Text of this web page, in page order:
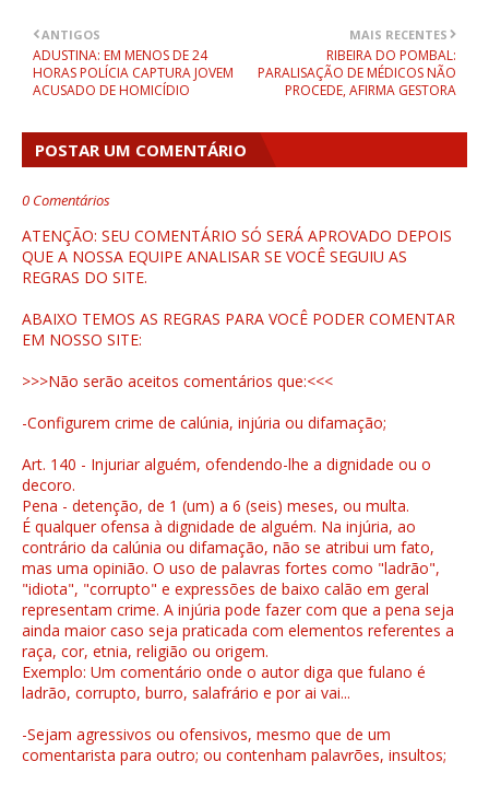
MAIS RECENTES
RIBEIRA DO POMBAL:
PARALISAÇÃO DE MÉDICOS NÃO
PROCEDE, AFIRMA GESTORA
ANTIGOS
ADUSTINA: EM MENOS DE 24
HORAS POLÍCIA CAPTURA JOVEM
ACUSADO DE HOMICÍDIO
POSTAR UM COMENTÁRIO
0 Comentários
ATENÇÃO: SEU COMENTÁRIO SÓ SERÁ APROVADO DEPOIS
QUE A NOSSA EQUIPE ANALISAR SE VOCÊ SEGUIU AS
REGRAS DO SITE.
ABAIXO TEMOS AS REGRAS PARA VOCÊ PODER COMENTAR
EM NOSSO SITE:
>>>Não serão aceitos comentários que:<<<
-Configurem crime de calúnia, injúria ou difamação;
Art. 140 - Injuriar alguém, ofendendo-lhe a dignidade ou o
decoro.
Pena - detenção, de 1 (um) a 6 (seis) meses, ou multa.
É qualquer ofensa à dignidade de alguém. Na injúria, ao
contrário da calúnia ou difamação, não se atribui um fato,
mas uma opinião. O uso de palavras fortes como "ladrão",
"idiota", "corrupto" e expressões de baixo calão em geral
representam crime. A injúria pode fazer com que a pena seja
ainda maior caso seja praticada com elementos referentes a
raça, cor, etnia, religião ou origem.
Exemplo: Um comentário onde o autor diga que fulano é
ladrão, corrupto, burro, salafrário e por ai vai...
-Sejam agressivos ou ofensivos, mesmo que de um
comentarista para outro; ou contenham palavrões, insultos;